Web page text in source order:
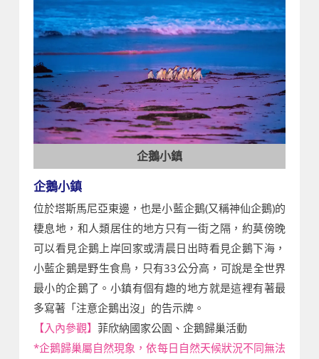
企鵝小鎮
企鵝小鎮
位於塔斯馬尼亞東邊，也是小藍企鵝(又稱神仙企鵝)的
棲息地，和人類居住的地方只有一街之隔，約莫傍晚
可以看見企鵝上岸回家或清晨日出時看見企鵝下海，
小藍企鵝是野生食鳥，只有33公分高，可說是全世界
最小的企鵝了。小鎮有個有趣的地方就是這裡有著最
多寫著「注意企鵝出沒」的告示牌。
【入內參觀】 菲欣納國家公園、企鵝歸巢活動
*企鵝歸巢屬自然現象，依每日自然天候狀況不同無法